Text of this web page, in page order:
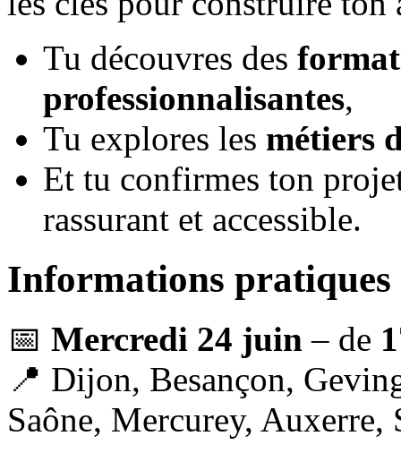
Tu découvres des
professionnalisantes,
Tu explores les métiers
Et tu confirmes ton
rassurant et accessible.
Informations pratiques
📅 Mercredi 24 juin– de
📍 Dijon, Besançon,
Saône, Mercurey, Auxerre,